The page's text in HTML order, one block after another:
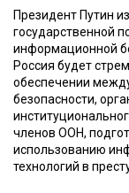
Lifestyle
Мурзилка
Президент Путин
государственной
информационной
Россия будет
обеспечении
безопасности,
членов ООН,
использованию
технологий в